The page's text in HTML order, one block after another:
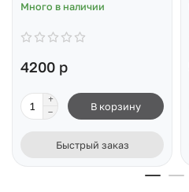
Много в наличии
4200 р
В корзину
Быстрый заказ